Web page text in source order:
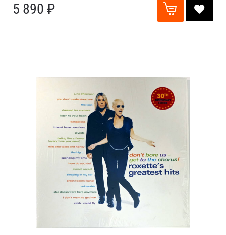
5 890 ₽